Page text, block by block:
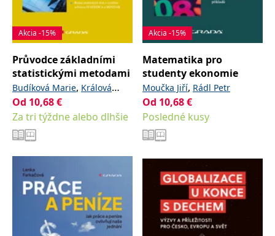
Akcia -15%
Průvodce základními
statistickými metodami
Budíková Marie, Králová
Maria,Maroš Bohumil
Od 10,68€
Za tri týždne alebo dlhšie
Akcia -15%
Matematika pro
studenty ekonomie
Moučka Jiří, Rádl Petr
Od 10,68€
Posledné kusy